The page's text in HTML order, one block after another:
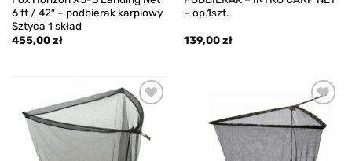
6 ft / 42″ – podbierak karpiowy
Sztyca 1 skład
455,00zł
– op.1szt.
139,00zł
Add to
wishlist
Add to
wishlist